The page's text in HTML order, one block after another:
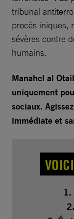
tribunal
procès iniques,
sévères contre
humains.
Manahel al
uniquement
sociaux.
immédiate et
1.